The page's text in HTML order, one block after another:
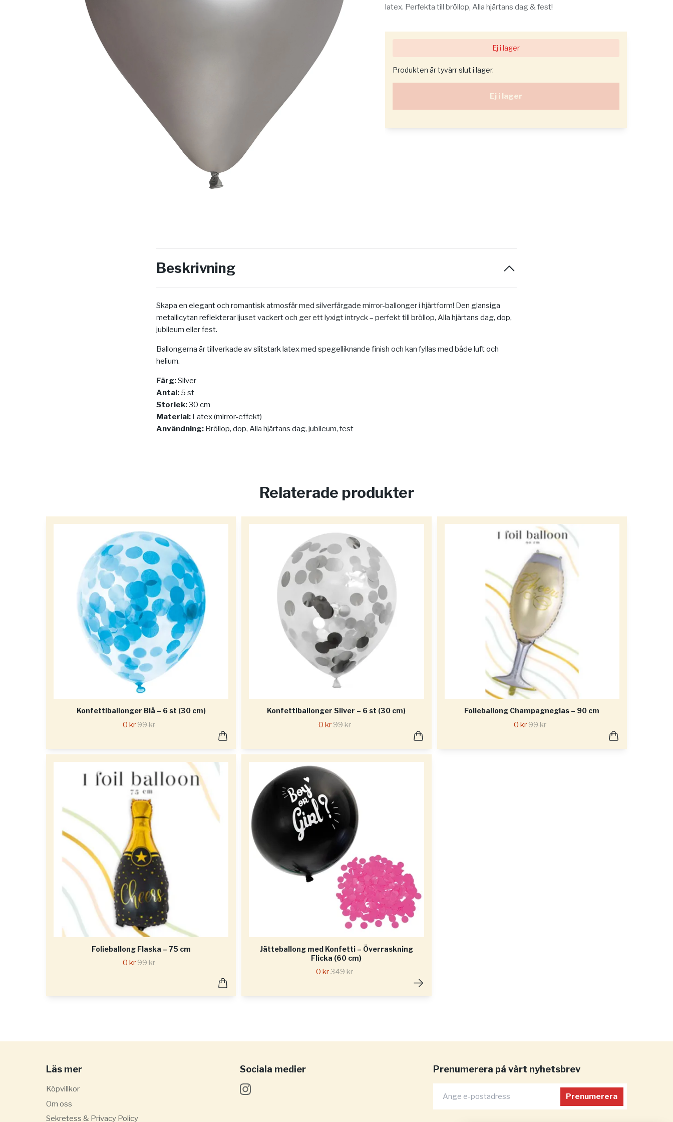
latex. Perfekta till bröllop, Alla hjärtans dag & fest!
Ej i lager
Produkten är tyvärr slut i lager.
Ej i lager
Beskrivning
Skapa en elegant och romantisk atmosfär med silverfärgade mirror-ballonger i hjärtform! Den glansiga
metallicytan reflekterar ljuset vackert och ger ett lyxigt intryck – perfekt till bröllop, Alla hjärtans dag, dop,
jubileum eller fest.
Ballongerna är tillverkade av slitstark latex med spegelliknande finish och kan fyllas med både luft och
helium.
Färg:Silver
Antal: 5 st
Storlek:30 cm
Material: Latex (mirror-effekt)
Användning: Bröllop, dop, Alla hjärtans dag, jubileum, fest
Relaterade produkter
Konfettiballonger Blå – 6 st (30 cm)
0 kr99 kr
Konfettiballonger Silver – 6 st (30 cm)
0 kr99 kr
Folieballong Champagneglas – 90 cm
0 kr99 kr
Folieballong Flaska – 75 cm
0 kr99 kr
Jätteballong med Konfetti – Överraskning
Flicka (60 cm)
0 kr349 kr
Läs mer
Köpvillkor
Om oss
Sekretess & Privacy Policy
Sociala medier Prenumerera på vårt nyhetsbrev
Prenumerera